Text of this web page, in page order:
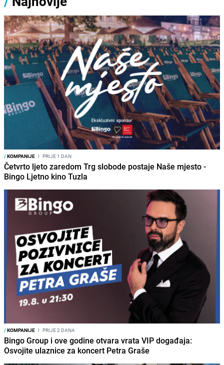
/KOMPANIJE I PRIJE 1 DAN
Četvrto ljeto zaredom Trg slobode postaje Naše mjesto -
Bingo Ljetno kino Tuzla
/KOMPANIJE I PRIJE 2 DANA
Bingo Group i ove godine otvara vrata VIP događaja:
Osvojite ulaznice za koncert Petra Graše